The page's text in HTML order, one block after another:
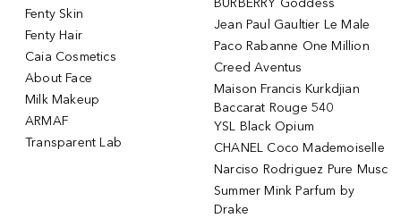
Fenty Skin
Fenty Hair
Caia Cosmetics
About Face
Milk Makeup
ARMAF
Transparent Lab
BURBERRY Goddess
Jean Paul Gaultier Le Male
Paco Rabanne One Million
Creed Aventus
Maison Francis Kurkdjian
Baccarat Rouge 540
YSL Black Opium
CHANEL Coco Mademoiselle
Narciso Rodriguez Pure Musc
Summer Mink Parfum by
Drake